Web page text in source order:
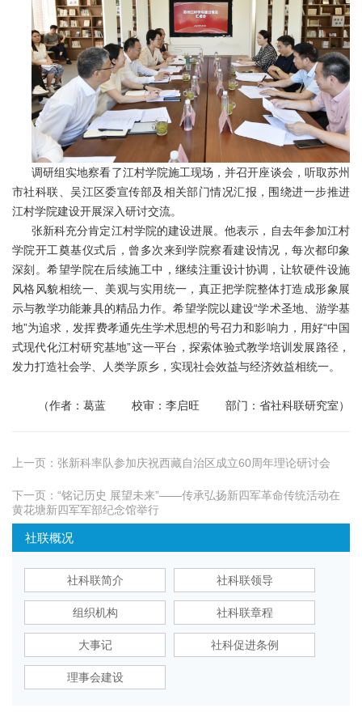
调研组实地察看了江村学院施工现场，并召开座谈会，听取苏州
市社科联、吴江区委宣传部及相关部门情况汇报，围绕进一步推进
江村学院建设开展深入研讨交流。
张新科充分肯定江村学院的建设进展。他表示，自去年参加江村
学院开工奠基仪式后，曾多次来到学院察看建设情况，每次都印象
深刻。希望学院在后续施工中，继续注重设计协调，让软硬件设施
风格风貌相统一、美观与实用统一，真正把学院整体打造成形象展
示与教学功能兼具的精品力作。希望学院以建设“学术圣地、游学基
地”为追求，发挥费孝通先生学术思想的号召力和影响力，用好“中国
式现代化江村研究基地”这一平台，探索体验式教学培训发展路径，
发力打造社会学、人类学原乡，实现社会效益与经济效益相统一。
（作者：葛蓝 校审：李启旺 部门：省社科联研究室）
上一页： 张新科率队参加庆祝西藏自治区成立60周年理论研讨会
下一页： “铭记历史 展望未来”——传承弘扬新四军革命传统活动在
黄花塘新四军军部纪念馆举行
社联概况
社科联简介 社科联领导
组织机构 社科联章程
大事记 社科促进条例
理事会建设